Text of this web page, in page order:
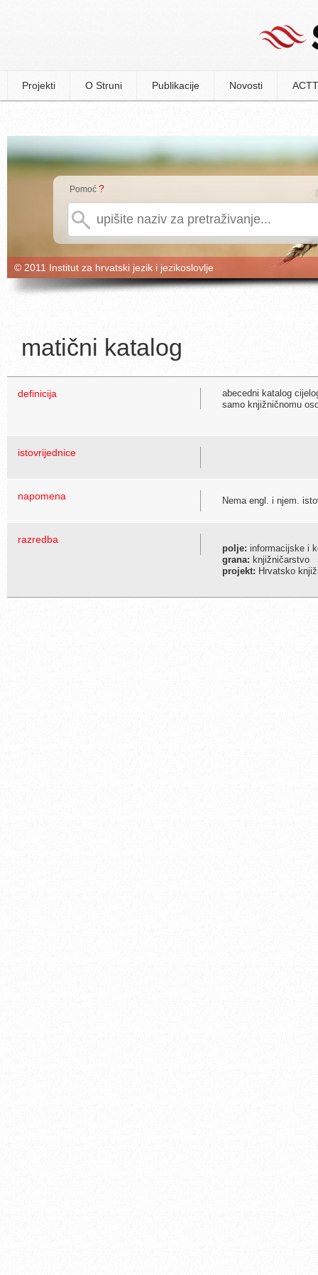
Projekti O Struni Publikacije Novosti
Pomoć ?
© 2011 Institut za hrvatski jezik i jezikoslovlje
matični katalog
definicija
abecedni katalog
samo knjižničnomu
istovrijednice
napomena Nema engl. i njem.
razredba
polje: informacijske i
grana: knjižničarstvo
projekt: Hrvatsko